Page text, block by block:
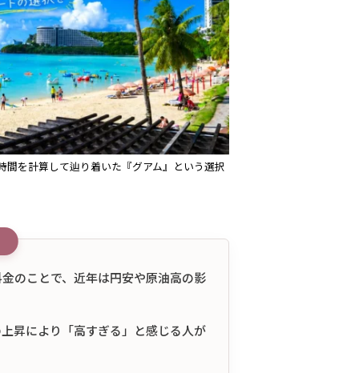
を計算して辿り着いた『グアム』という選択
のことで、近年は円安や原油高の影
昇により「高すぎる」と感じる人が